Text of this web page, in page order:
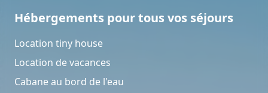
Hébergements pour tous vos séjours
Location tiny house
Location de vacances
Cabane au bord de l'eau